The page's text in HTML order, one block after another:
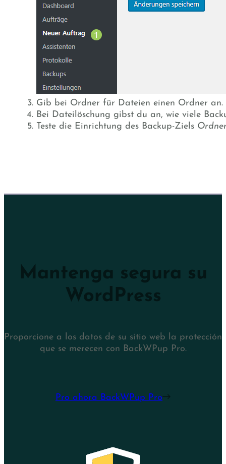
Gib bei Ordner für Dateien einen Ordner
Bei Dateilöschung gibst du an, wie viele
Teste die Einrichtung des Backup-Ziels
Mantenga segura su
WordPress
Proporcione a los datos de su sitio web la protección
que se merecen con BackWPup Pro.
Pro ahora BackWPup Pro